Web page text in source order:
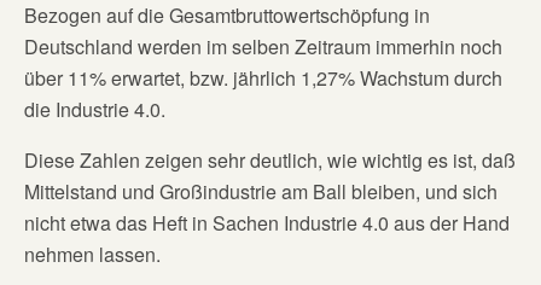
Bezogen auf die Gesamtbruttowertschöpfung in
Deutschland werden im selben Zeitraum immerhin noch
über 11% erwartet, bzw. jährlich 1,27% Wachstum durch
die Industrie 4.0.
Diese Zahlen zeigen sehr deutlich, wie wichtig es ist, daß
Mittelstand und Großindustrie am Ball bleiben, und sich
nicht etwa das Heft in Sachen Industrie 4.0 aus der Hand
nehmen lassen.